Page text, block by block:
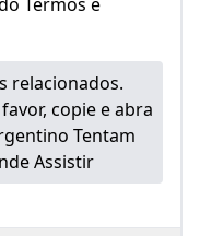
relacionados.
copie e abra
Tentam
Assistir